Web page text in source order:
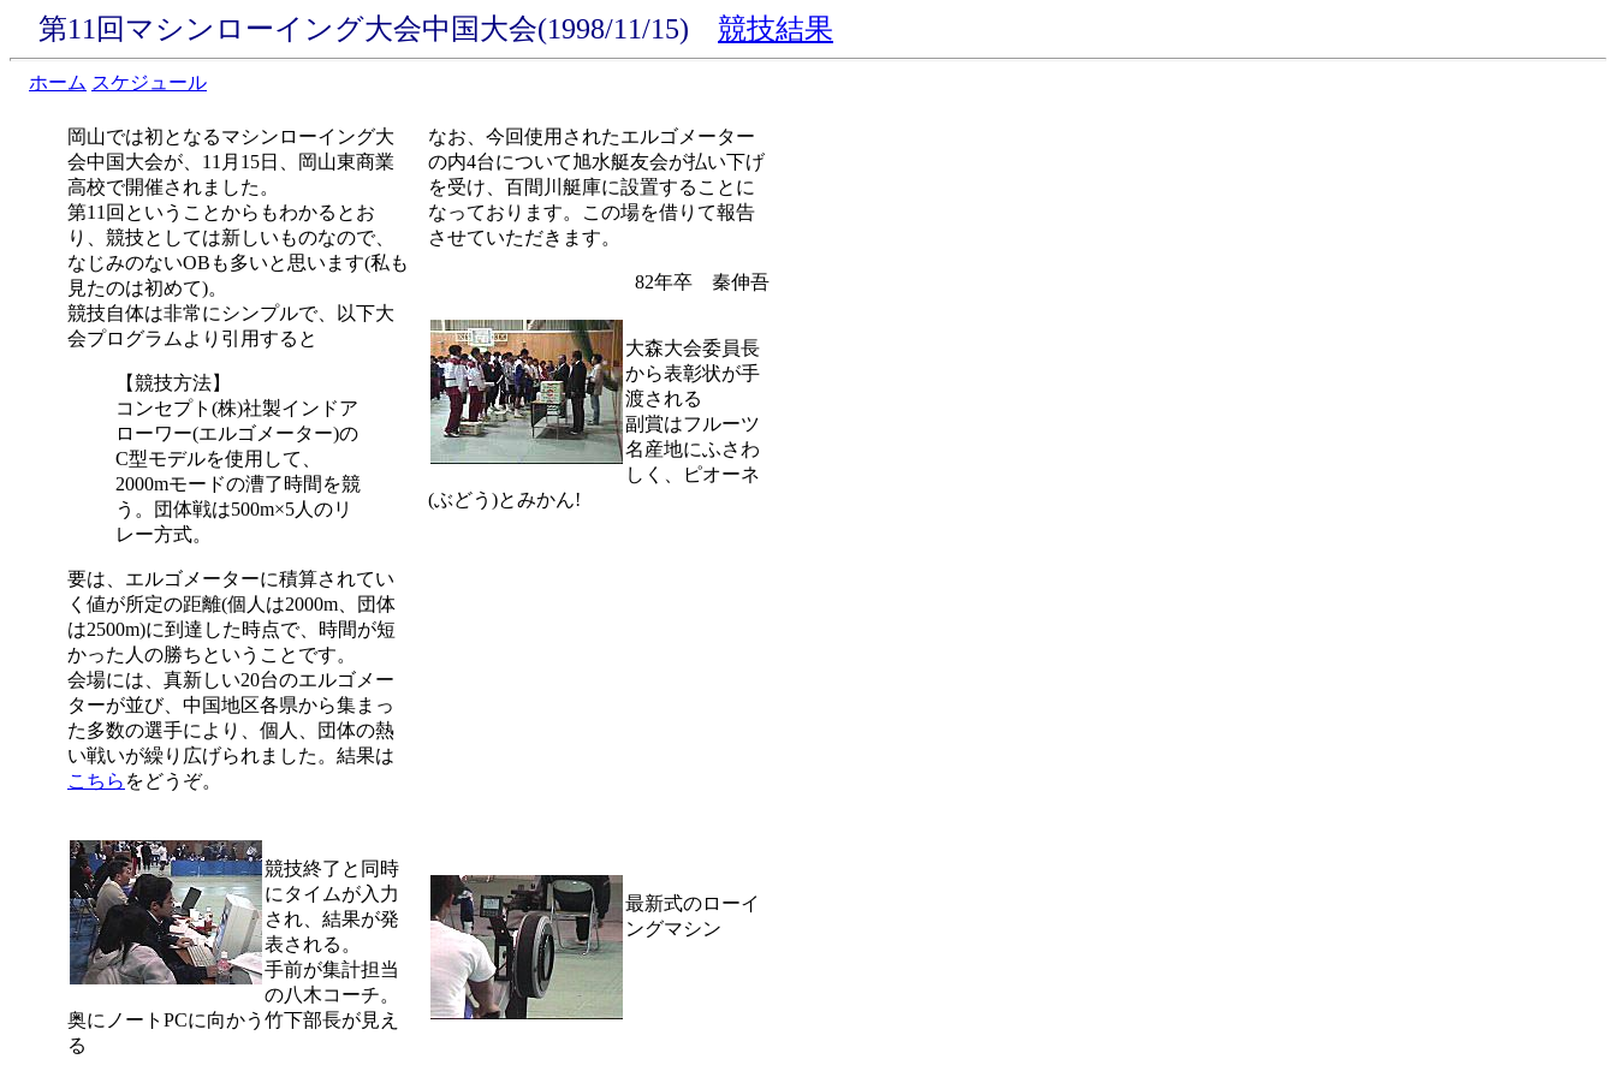
第11回マシンローイング大会中国大会(1998/11/15) 競技結果
ホーム スケジュール
岡山では初となるマシンローイング大
会中国大会が、11月15日、岡山東商業
高校で開催されました。
第11回ということからもわかるとお
り、競技としては新しいものなので、
なじみのないOBも多いと思います(私も
見たのは初めて)。
競技自体は非常にシンプルで、以下大
会プログラムより引用すると
【競技方法】
コンセプト(株)社製インドア
ローワー(エルゴメーター)の
C型モデルを使用して、
2000mモードの漕了時間を競
う。団体戦は500m×5人のリ
レー方式。
要は、エルゴメーターに積算されてい
く値が所定の距離(個人は2000m、団体
は2500m)に到達した時点で、時間が短
かった人の勝ちということです。
会場には、真新しい20台のエルゴメー
ターが並び、中国地区各県から集まっ
た多数の選手により、個人、団体の熱
い戦いが繰り広げられました。結果は
こちら をどうぞ。
なお、今回使用されたエルゴメーター
の内4台について旭水艇友会が払い下げ
を受け、百間川艇庫に設置することに
なっております。この場を借りて報告
させていただきます。
82年卒 秦伸吾
大森大会委員長
から表彰状が手
渡される
副賞はフルーツ
名産地にふさわ
しく、ピオーネ
(ぶどう)とみかん!
競技終了と同時
にタイムが入力
され、結果が発
表される。
手前が集計担当
の八木コーチ。
奥にノートPCに向かう竹下部長が見え
る
最新式のローイ
ングマシン